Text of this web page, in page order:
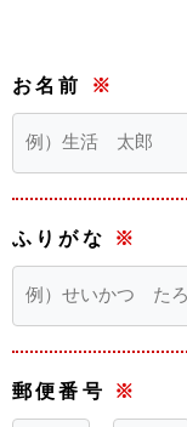
お名前 ※
ふりがな ※
郵便番号 ※